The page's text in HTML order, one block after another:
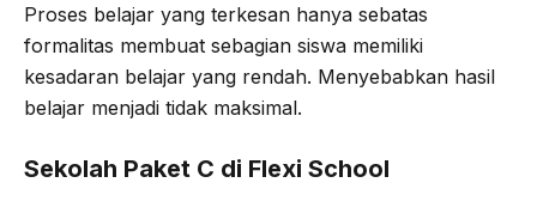
Proses belajar yang terkesan hanya sebatas
formalitas membuat sebagian siswa memiliki
kesadaran belajar yang rendah. Menyebabkan hasil
belajar menjadi tidak maksimal.
Sekolah Paket C di Flexi School